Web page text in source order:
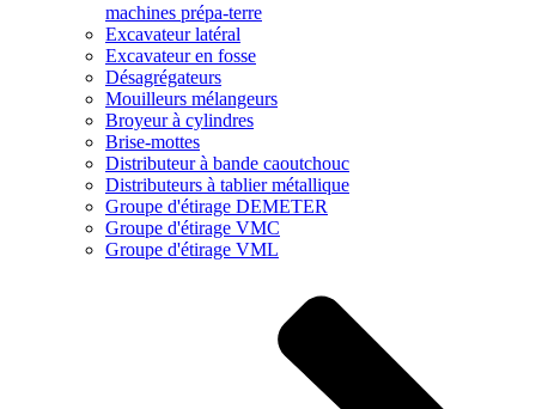
machines prépa-terre
Excavateur latéral
Excavateur en fosse
Désagrégateurs
Mouilleurs mélangeurs
Broyeur à cylindres
Brise-mottes
Distributeur à bande caoutchouc
Distributeurs à tablier métallique
Groupe d'étirage DEMETER
Groupe d'étirage VMC
Groupe d'étirage VML